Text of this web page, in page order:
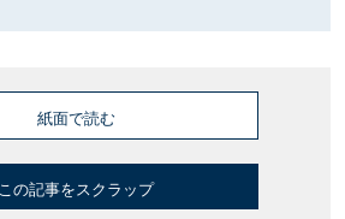
紙面で読む
この記事をスクラップ